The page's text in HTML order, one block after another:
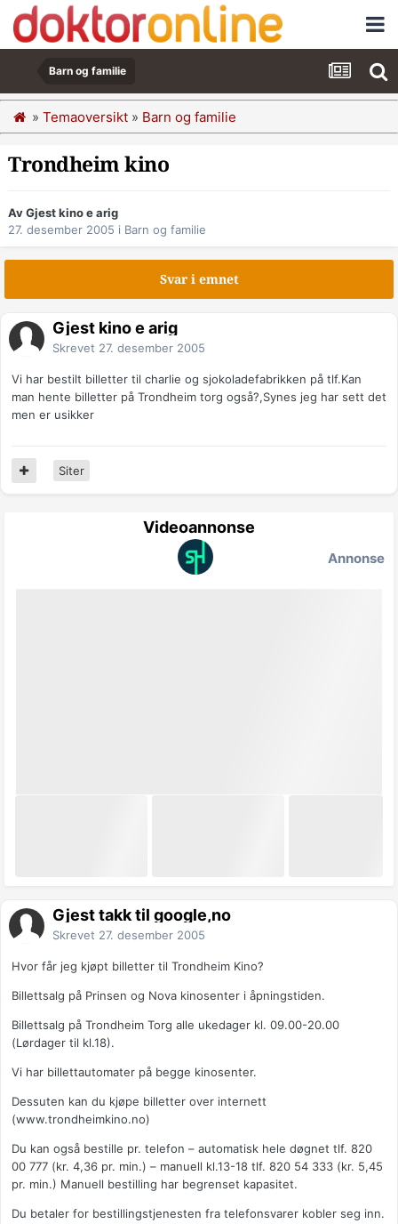
Barn og familie
» Temaoversikt » Barn og familie
Trondheim kino
Av Gjest kino e arig
27. desember 2005 i Barn og familie
Svar i emnet
Gjest kino e arig
Skrevet 27. desember 2005
Vi har bestilt billetter til charlie og sjokoladefabrikken på tlf.Kan
man hente billetter på Trondheim torg også?,Synes jeg har sett det
men er usikker
Siter
Videoannonse
Annonse
Gjest takk til google,no
Skrevet 27. desember 2005
Hvor får jeg kjøpt billetter til Trondheim Kino?
Billettsalg på Prinsen og Nova kinosenter i åpningstiden.
Billettsalg på Trondheim Torg alle ukedager kl. 09.00-20.00
(Lørdager til kl.18).
Vi har billettautomater på begge kinosenter.
Dessuten kan du kjøpe billetter over internett
(www.trondheimkino.no)
Du kan også bestille pr. telefon – automatisk hele døgnet tlf. 820
00 777 (kr. 4,36 pr. min.) – manuell kl.13-18 tlf. 820 54 333 (kr. 5,45
pr. min.) Manuell bestilling har begrenset kapasitet.
Du betaler for bestillingstjenesten fra telefonsvarer kobler seg inn.